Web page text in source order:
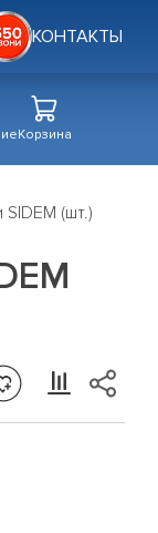
КОНТАКТЫ
Корзина
(шт.)